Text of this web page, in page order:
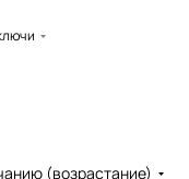
(возрастание)